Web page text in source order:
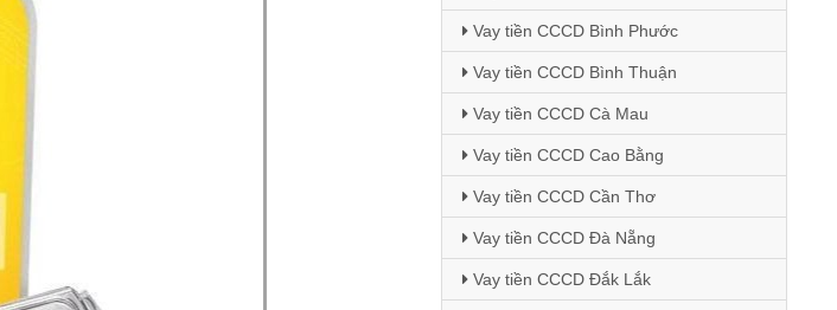
Vay tiền CCCD Bình Phước
Vay tiền CCCD Bình Thuận
Vay tiền CCCD Cà Mau
Vay tiền CCCD Cao Bằng
Vay tiền CCCD Cần Thơ
Vay tiền CCCD Đà Nẵng
Vay tiền CCCD Đắk Lắk